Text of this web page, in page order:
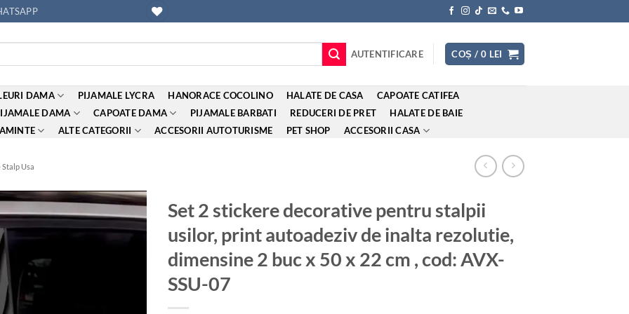
AUTENTIFICARE COȘ / 0 LEI
DAMA PIJAMALE LYCRA HANORACE COCOLINO HALATE DE CASA
CAPOATE CATIFEA
DAMA CAPOATE DAMA PIJAMALE BARBATI REDUCERI DE PRET
HALATE DE BAIE
ALTE CATEGORII ACCESORII AUTOTURISME PET SHOP ACCESORII CASA
Usa
Set 2 stickere decorative pentru stalpii
usilor, print autoadeziv de inalta rezolutie,
dimensine 2 buc x 50 x 22 cm , cod: AVX-
SSU-07